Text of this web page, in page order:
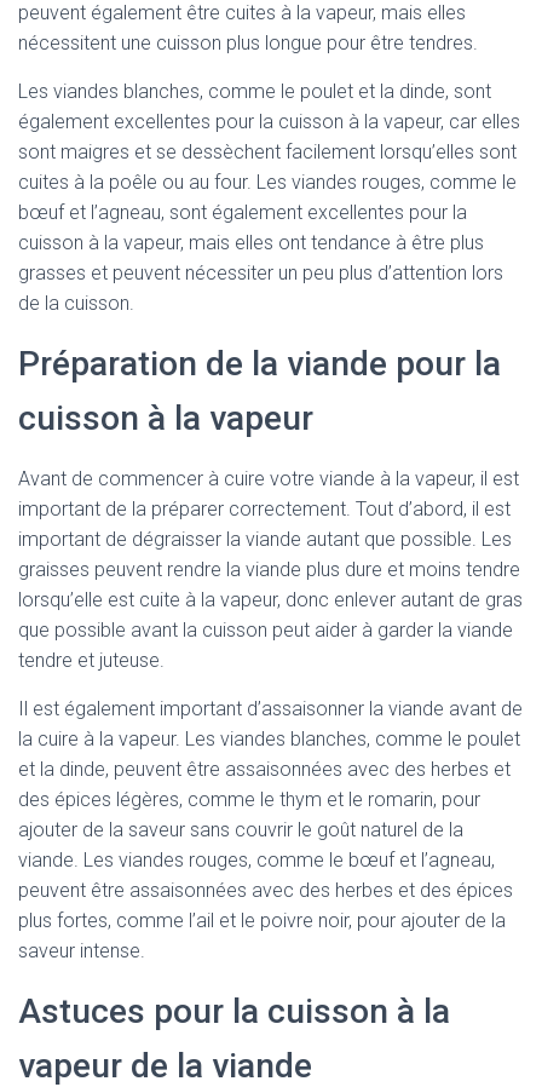
peuvent également être cuites à la vapeur, mais elles
nécessitent une cuisson plus longue pour être tendres.
Les viandes blanches, comme le poulet et la dinde, sont
également excellentes pour la cuisson à la vapeur, car elles
sont maigres et se dessèchent facilement lorsqu’elles sont
cuites à la poêle ou au four. Les viandes rouges, comme le
bœuf et l’agneau, sont également excellentes pour la
cuisson à la vapeur, mais elles ont tendance à être plus
grasses et peuvent nécessiter un peu plus d’attention lors
de la cuisson.
Préparation de la viande pour la
cuisson à la vapeur
Avant de commencer à cuire votre viande à la vapeur, il est
important de la préparer correctement. Tout d’abord, il est
important de dégraisser la viande autant que possible. Les
graisses peuvent rendre la viande plus dure et moins tendre
lorsqu’elle est cuite à la vapeur, donc enlever autant de gras
que possible avant la cuisson peut aider à garder la viande
tendre et juteuse.
Il est également important d’assaisonner la viande avant de
la cuire à la vapeur. Les viandes blanches, comme le poulet
et la dinde, peuvent être assaisonnées avec des herbes et
des épices légères, comme le thym et le romarin, pour
ajouter de la saveur sans couvrir le goût naturel de la
viande. Les viandes rouges, comme le bœuf et l’agneau,
peuvent être assaisonnées avec des herbes et des épices
plus fortes, comme l’ail et le poivre noir, pour ajouter de la
saveur intense.
Astuces pour la cuisson à la
vapeur de la viande